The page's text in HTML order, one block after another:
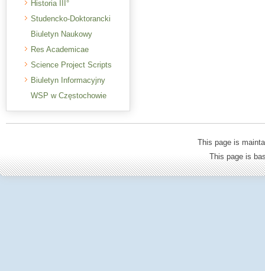
Historia III°
Studencko-Doktorancki
Biuletyn Naukowy
Res Academicae
Science Project Scripts
Biuletyn Informacyjny
WSP w Częstochowie
This page is
This page is